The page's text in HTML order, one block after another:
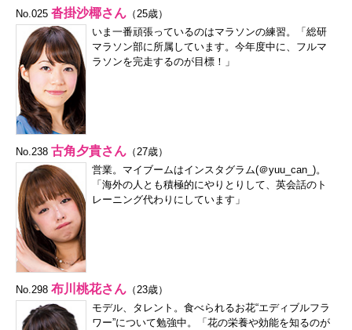
No.025 沓掛沙椰さん （25歳）
いま一番頑張っているのはマラソンの練習。「総研
マラソン部に所属しています。今年度中に、フルマ
ラソンを完走するのが目標！」
No.238 古角夕貴さん （27歳）
営業。マイブームはインスタグラム(＠yuu_can_ )。
「海外の人とも積極的にやりとりして、英会話のト
レーニング代わりにしています」
No.298 布川桃花さん （23歳）
モデル、タレント。食べられるお花“エディブルフラ
ワー”について勉強中。「花の栄養や効能を知るのが